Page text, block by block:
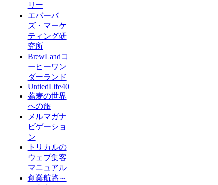
リー
エバーバ
ズ・マーケ
ティング研
究所
BrewLandコ
ーヒーワン
ダーランド
UntiedLife40
蕎麦の世界
への旅
メルマガナ
ビゲーショ
ン
トリカルの
ウェブ集客
マニュアル
創業航路～